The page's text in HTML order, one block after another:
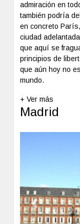
admiración en
también podría
en concreto
ciudad
que aquí se
principios de
que aún hoy no
mundo.
+ Ver más
Madrid
Previous